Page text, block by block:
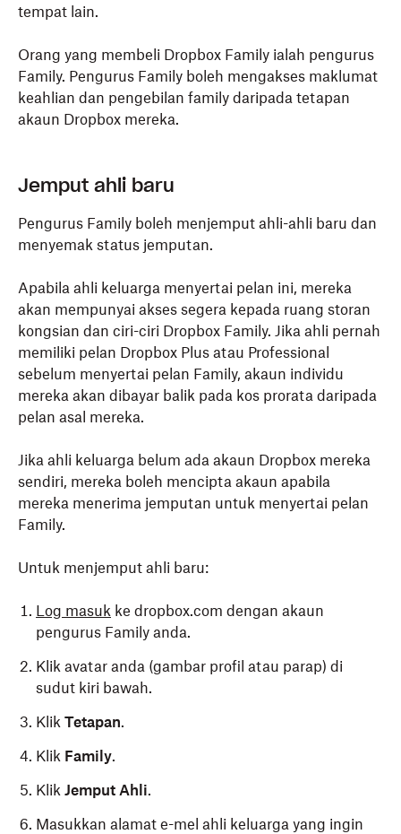
tempat lain.
Orang yang membeli Dropbox Family ialah pengurus
Family. Pengurus Family boleh mengakses maklumat
keahlian dan pengebilan family daripada tetapan
akaun Dropbox mereka.
Jemput ahli baru
Pengurus Family boleh menjemput ahli-ahli baru dan
menyemak status jemputan.
Apabila ahli keluarga menyertai pelan ini, mereka
akan mempunyai akses segera kepada ruang storan
kongsian dan ciri-ciri Dropbox Family. Jika ahli pernah
memiliki pelan Dropbox Plus atau Professional
sebelum menyertai pelan Family, akaun individu
mereka akan dibayar balik pada kos prorata daripada
pelan asal mereka.
Jika ahli keluarga belum ada akaun Dropbox mereka
sendiri, mereka boleh mencipta akaun apabila
mereka menerima jemputan untuk menyertai pelan
Family.
Untuk menjemput ahli baru:
Log masuk ke dropbox.com dengan akaun
pengurus Family anda.
Klik avatar anda (gambar profil atau parap) di
sudut kiri bawah.
Klik Tetapan.
Klik Family.
Klik Jemput Ahli.
Masukkan alamat e-mel ahli keluarga yang ingin